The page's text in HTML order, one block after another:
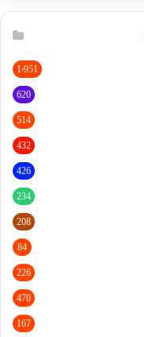
1٬951
620
514
432
426
234
208
84
226
470
167